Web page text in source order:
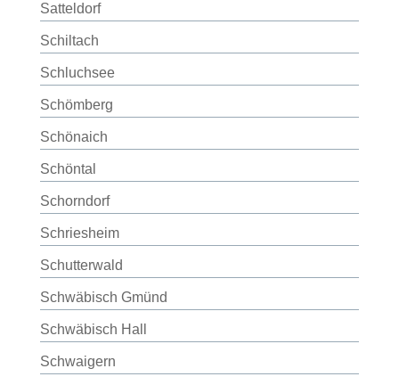
Satteldorf
Schiltach
Schluchsee
Schömberg
Schönaich
Schöntal
Schorndorf
Schriesheim
Schutterwald
Schwäbisch Gmünd
Schwäbisch Hall
Schwaigern